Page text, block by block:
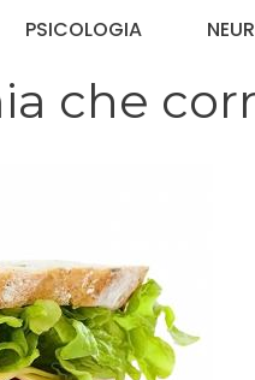
PSICOLOGIA
che